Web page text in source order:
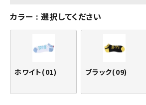
カラー 選択してください
ホワイト(01) ブラック(09)